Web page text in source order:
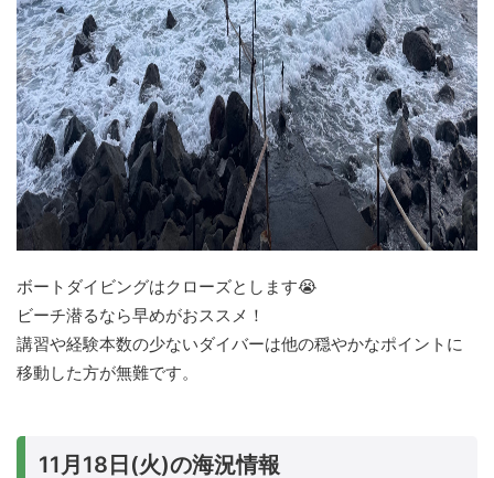
ボートダイビングはクローズとします😭
ビーチ潜るなら早めがおススメ！
講習や経験本数の少ないダイバーは他の穏やかなポイントに
移動した方が無難です。
11月18日(火)の海況情報